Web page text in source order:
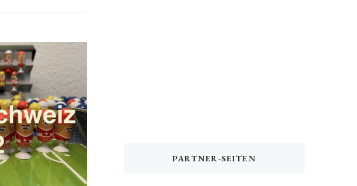
PARTNER-SEITEN